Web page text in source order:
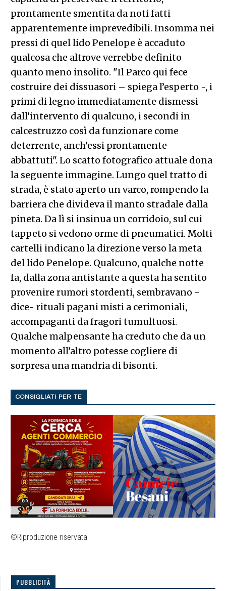
prontamente smentita da noti fatti
apparentemente imprevedibili. Insomma nei
pressi di quel lido Penelope è accaduto
qualcosa che altrove verrebbe definito
quanto meno insolito. "Il Parco qui fece
costruire dei dissuasori – spiega l’esperto -, i
primi di legno immediatamente dismessi
dall’intervento di qualcuno, i secondi in
calcestruzzo così da funzionare come
deterrente, anch’essi prontamente
abbattuti". Lo scatto fotografico attuale dona
la seguente immagine. Lungo quel tratto di
strada, è stato aperto un varco, rompendo la
barriera che divideva il manto stradale dalla
pineta. Da lì si insinua un corridoio, sul cui
tappeto si vedono orme di pneumatici. Molti
cartelli indicano la direzione verso la meta
del lido Penelope. Qualcuno, qualche notte
fa, dalla zona antistante a questa ha sentito
provenire rumori stordenti, sembravano -
dice- rituali pagani misti a cerimoniali,
accompaganti da fragori tumultuosi.
Qualche malpensante ha creduto che da un
momento all’altro potesse cogliere di
sorpresa una mandria di bisonti.
CONSIGLIATI PER TE
©Riproduzione riservata
PUBBLICITÀ